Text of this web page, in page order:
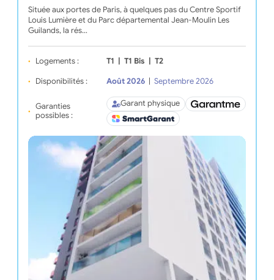
Située aux portes de Paris, à quelques pas du Centre Sportif
Louis Lumière et du Parc départemental Jean-Moulin Les
Guilands, la rés…
Logements : T1 T1 Bis T2
Disponibilités : Août 2026 Septembre 2026
Garanties
possibles :
Garant physique